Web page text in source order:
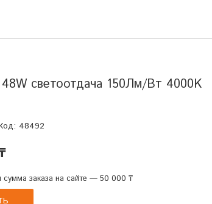
светоотдача 150Лм/Вт 4000K
48492
сумма заказа на сайте — 50 000 ₸